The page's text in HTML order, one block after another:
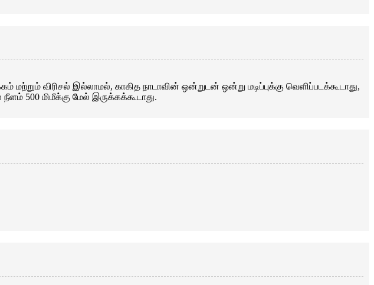
மற்றும் விரிசல் இல்லாமல், காகித நாடாவின் ஒன்றுடன் ஒன்று மடிப்புக்கு வெளிப்படக்கூடாது,
500 மிமீக்கு மேல் இருக்கக்கூடாது.